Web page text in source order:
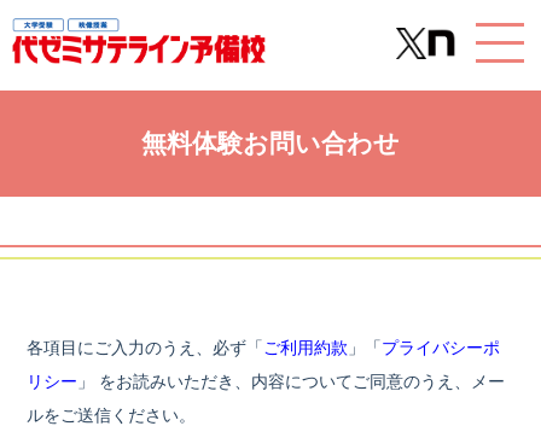
無料体験お問い合わせ
各項⽬にご⼊⼒のうえ、必ず「 ご利用約款 」「 プライバシーポ
リシー 」 をお読みいただき、内容についてご同意のうえ、メー
ルをご送信ください。